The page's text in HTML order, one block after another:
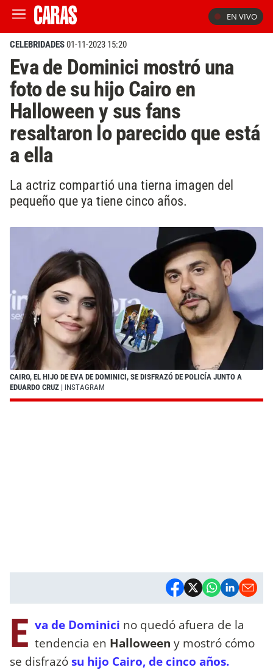
EN VIVO
CELEBRIDADES01-11-2023 15:20
Eva de Dominici mostró una
foto de su hijo Cairo en
Halloween y sus fans
resaltaron lo parecido que está
a ella
La actriz compartió una tierna imagen del
pequeño que ya tiene cinco años.
CAIRO, EL HIJO DE EVA DE DOMINICI, SE DISFRAZÓ DE POLICÍA JUNTO A
EDUARDO CRUZ | INSTAGRAM
E va de Dominici no quedó afuera de la
tendencia en Halloween y mostró cómo
se disfrazósu hijo Cairo, de cinco años.